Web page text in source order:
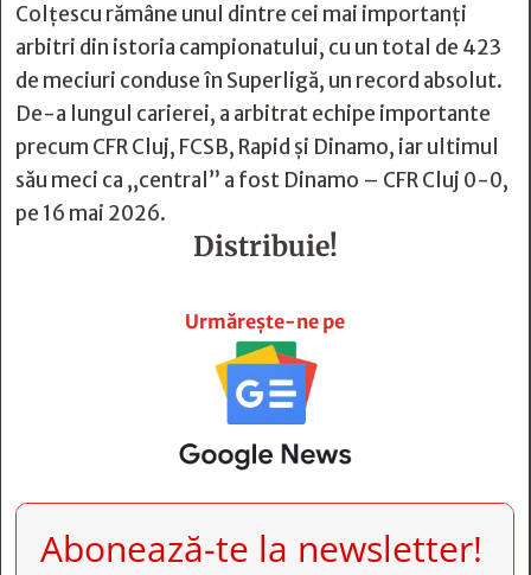
Colțescu rămâne unul dintre cei mai importanți
arbitri din istoria campionatului, cu un total de 423
de meciuri conduse în Superligă, un record absolut.
De-a lungul carierei, a arbitrat echipe importante
precum CFR Cluj, FCSB, Rapid și Dinamo, iar ultimul
său meci ca „central” a fost Dinamo – CFR Cluj 0-0,
pe 16 mai 2026.
Distribuie!
Urmărește-ne pe
Abonează-te la newsletter!